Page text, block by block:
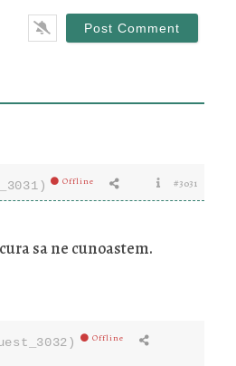
Offline #3031
sa ne cunoastem.
Offline